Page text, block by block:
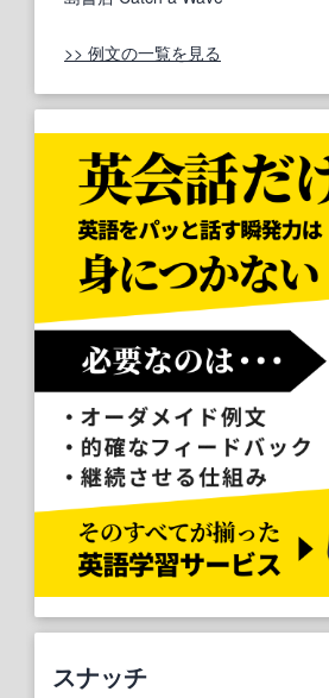
>> 例文の一覧を見る
スナッチ